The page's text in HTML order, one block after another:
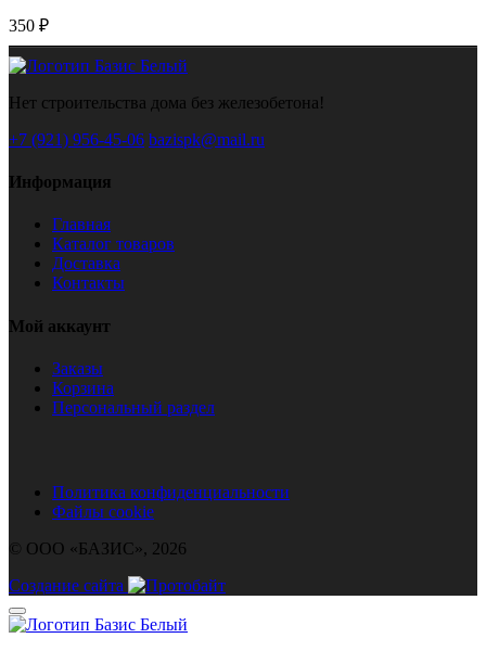
350 ₽
Нет строительства дома без железобетона!
+7 (921) 956-45-06 bazispk@mail.ru
Информация
Главная
Каталог товаров
Доставка
Контакты
Мой аккаунт
Заказы
Корзина
Персональный раздел
Политика конфиденциальности
Файлы cookie
© ООО «БАЗИС», 2026
Создание сайта